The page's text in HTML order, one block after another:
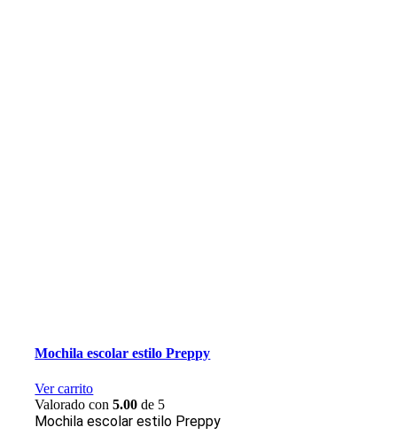
Mochila escolar estilo Preppy
Ver carrito
Valorado con5.00 de 5
Mochila escolar estilo Preppy